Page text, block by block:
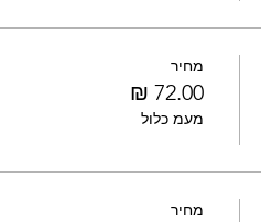
מחיר
מעמ כלול
מחיר